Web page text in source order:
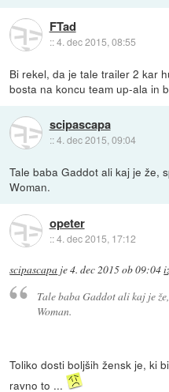
FTad
::4. dec 2015, 08:55
Bi rekel, da je tale trailer 2 kar
bosta na koncu team up-ala in
scipascapa
::4. dec 2015, 09:04
Tale baba Gaddot ali kaj je že,
Woman.
opeter
::4. dec 2015, 17:12
scipascapa je4. dec 2015 ob 09:04
Tale baba Gaddot ali kaj je
Woman.
Toliko dosti boljših žensk je, ki
ravno to ...